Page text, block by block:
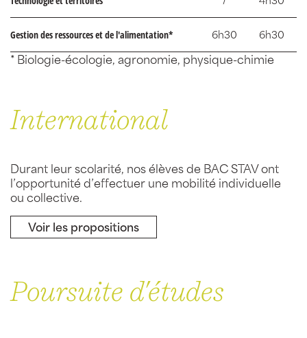
Gestion des ressources et de l'alimentation* 6h30 6h30
* Biologie-écologie, agronomie, physique-chimie
International
Durant leur scolarité, nos élèves de BAC STAV ont
l’opportunité d’effectuer une mobilité individuelle
ou collective.
Voir les propositions
Poursuite d'études